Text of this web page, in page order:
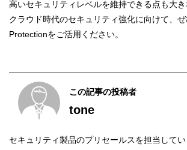
高いセキュリティレベルを維持できる点も大き
クラウド時代のセキュリティ強化に向けて、
Protectionをご活用ください。
この記事の投稿者
tone
セキュリティ製品のプリセールスを担当してい